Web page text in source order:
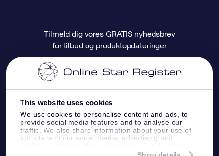
This website uses cookies
We use cookies to personalise content and ads, to
provide social media features and to analyse our
traffic. We also share information about your use of
our site with our social media, advertising and
information that you’ve provided to them or that
Anmeldelser
OSR Gavekortet
Firmagaver
Personliggjort Stjerneside
One Million Stars
OSR Stjerne-pauseskærm
Flyv mig ud til stjernerne VR-App
Betalingsinformation
Forsendelsesoplysninger
Returpolitik
Konstellationer
Tilmeld dig vores GRATIS nyhedsbrev
for tilbud og produktopdateringer